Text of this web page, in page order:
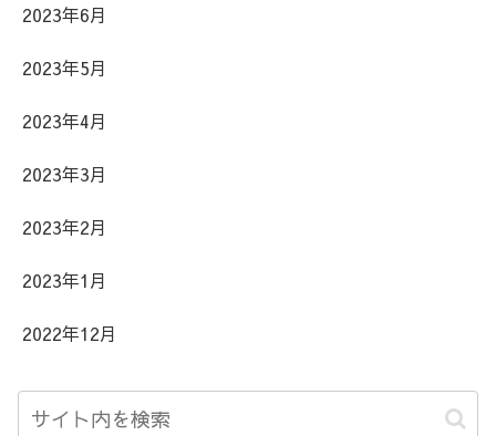
2023年6月
2023年5月
2023年4月
2023年3月
2023年2月
2023年1月
2022年12月